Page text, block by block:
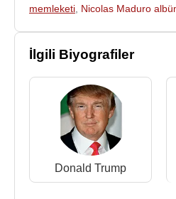
üzere, helikopterle
Kaynak:Biyografiler.com
memleketi Nicolas Maduro
İlgili Biyografiler
Donald Trump